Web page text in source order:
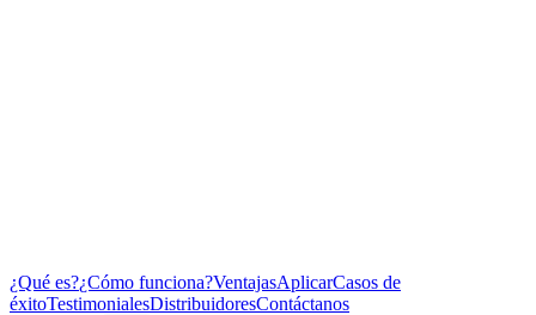
¿Qué es?¿Cómo funciona?VentajasAplicarCasos de
éxitoTestimonialesDistribuidoresContáctanos